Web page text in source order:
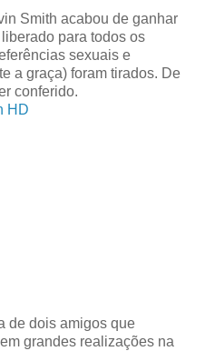
Smith acabou de ganhar
para todos os
sexuais e
a graça) foram tirados. De
conferido.
HD
de dois amigos que
grandes realizações na